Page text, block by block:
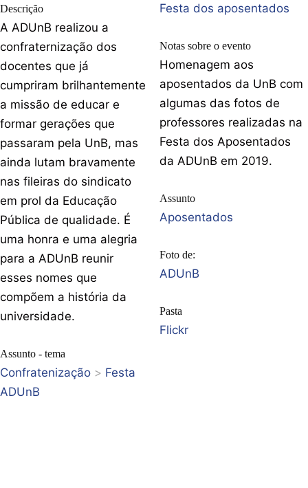
Descrição
A ADUnB realizou a
confraternização dos
docentes que já
cumpriram brilhantemente
a missão de educar e
formar gerações que
passaram pela UnB, mas
ainda lutam bravamente
nas fileiras do sindicato
em prol da Educação
Pública de qualidade. É
uma honra e uma alegria
para a ADUnB reunir
esses nomes que
compõem a história da
universidade.
Assunto - tema
Confratenização > Festa
ADUnB
Festa dos aposentados
Notas sobre o evento
Homenagem aos
aposentados da UnB com
algumas das fotos de
professores realizadas na
Festa dos Aposentados
da ADUnB em 2019.
Assunto
Aposentados
Foto de:
ADUnB
Pasta
Flickr